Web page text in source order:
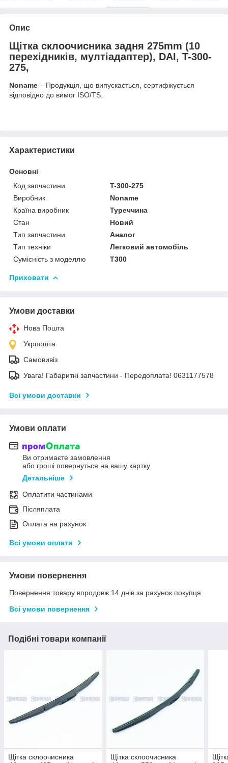
Опис
Щітка склоочисника задня 275mm (10
перехідників, мултіадаптер), DAI, T-300-
275,
Noname – Продукція, що випускається, сертифікується
відповідно до вимог ISO/TS.
Характеристики
Основні
Код запчастини
T-300-275
Виробник
Noname
Країна виробник
Туреччина
Стан
Новий
Тип запчастини
Аналог
Тип техніки
Легковий автомобіль
Сумісність з моделлю
T300
Приховати
Умови доставки
Нова Пошта
Укрпошта
Самовивіз
Увага! Габаритні запчастини - Передоплата! 0631177578
Всі умови доставки
Умови оплати
Ви отримаєте замовлення
або гроші повернуться на вашу картку
Детальніше
Оплатити частинами
Післяплата
Оплата на рахунок
Всі умови оплати
Умови повернення
Повернення товару впродовж 14 днів за рахунок покупця
Всі умови повернення
Подібні товари компанії
Щітка склоочисника
Щітка склоочисника